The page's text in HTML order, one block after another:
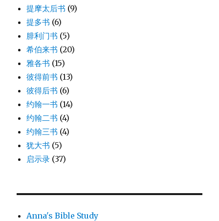
提摩太后书 (9)
提多书 (6)
腓利门书 (5)
希伯来书 (20)
雅各书 (15)
彼得前书 (13)
彼得后书 (6)
约翰一书 (14)
约翰二书 (4)
约翰三书 (4)
犹大书 (5)
启示录 (37)
Anna's Bible Study